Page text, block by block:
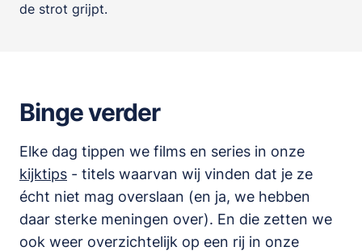
de strot grijpt.
Binge verder
Elke dag tippen we films en series in onze
kijktips - titels waarvan wij vinden dat je ze
écht niet mag overslaan (en ja, we hebben
daar sterke meningen over). En die zetten we
ook weer overzichtelijk op een rij in onze